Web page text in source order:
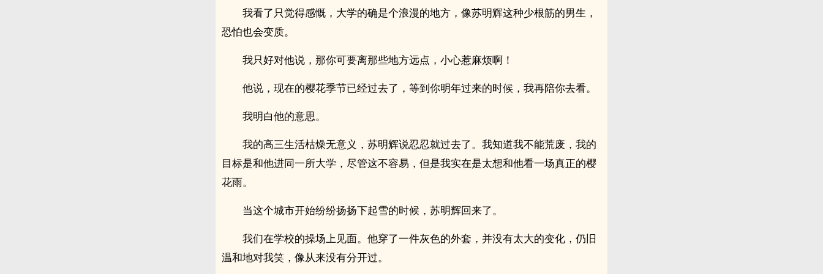
我看了只觉得感慨，大学的确是个浪漫的地方，像苏明辉这种少根筋的男生，
恐怕也会变质。
我只好对他说，那你可要离那些地方远点，小心惹麻烦啊！
他说，现在的樱花季节已经过去了，等到你明年过来的时候，我再陪你去看。
我明白他的意思。
我的高三生活枯燥无意义，苏明辉说忍忍就过去了。我知道我不能荒废，我的
目标是和他进同一所大学，尽管这不容易，但是我实在是太想和他看一场真正的樱
花雨。
当这个城市开始纷纷扬扬下起雪的时候，苏明辉回来了。
我们在学校的操场上见面。他穿了一件灰色的外套，并没有太大的变化，仍旧
温和地对我笑，像从来没有分开过。